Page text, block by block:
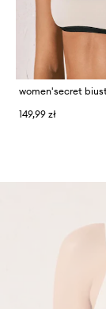
women'secret
149,99 zł